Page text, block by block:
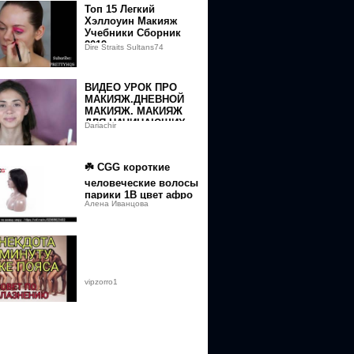
Топ 15 Легкий
Хэллоуин Макияж
Учебники Сборник
2019
Dire Straits Sultans74
ВИДЕО УРОК ПРО
МАКИЯЖ.ДНЕВНОЙ
МАКИЯЖ. МАКИЯЖ
ДЛЯ НАЧИНАЮЩИХ.
Dariachir
☘️ CGG короткие
человеческие волосы
парики 1B цвет афро
прямые парики для
Алена Иванцова
vipzorro1